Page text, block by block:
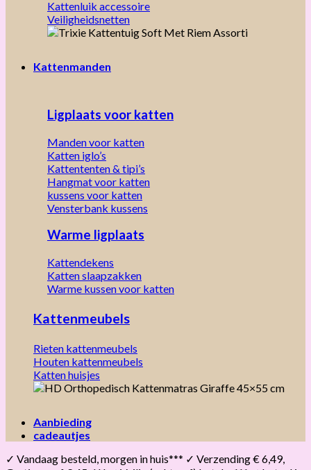
Kattenluik accessoire
Veiligheidsnetten
Kattenmanden
Ligplaats voor katten
Manden voor katten
Katten iglo’s
Kattententen & tipi’s
Hangmat voor katten
kussens voor katten
Vensterbank kussens
Warme ligplaats
Kattendekens
Katten slaapzakken
Warme kussen voor katten
Kattenmeubels
Rieten kattenmeubels
Houten kattenmeubels
Katten huisjes
Aanbieding
cadeautjes
✓ Vandaag besteld, morgen in huis*** ✓ Verzending € 6,49,